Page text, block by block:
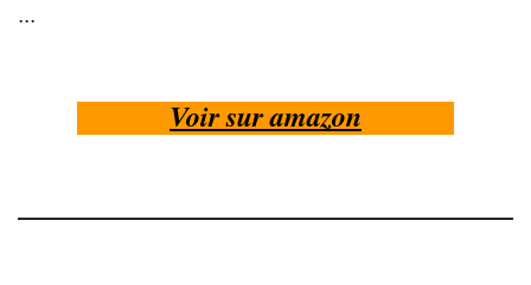
...
Voir sur amazon